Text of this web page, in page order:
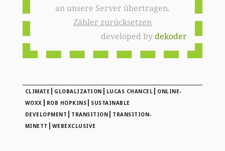
an unsere Server übertragen.
Zähler zurücksetzen
developed bydekoder
CLIMATE | GLOBALIZATION | LUCAS CHANCEL | ONLINE-
WOXX | ROB HOPKINS | SUSTAINABLE
DEVELOPMENT | TRANSITION | TRANSITION-
MINETT | WEBEXCLUSIVE